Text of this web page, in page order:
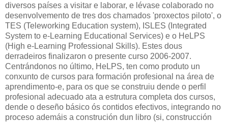
diversos países a visitar e laborar, e lévase colaborado no
desenvolvemento de tres dos chamados 'proxectos piloto', o
TES (Teleworking Education system), ISLES (Integrated
System to e-Learning Educational Services) e o HeLPS
(High e-Learning Professional Skills). Estes dous
derradeiros finalizaron o presente curso 2006-2007.
Centrándonos no último, HeLPS, ten como produto un
conxunto de cursos para formación profesional na área de
aprendimento-e, para os que se construiu dende o perfil
profesional adecuado ata a estrutura completa dos cursos,
dende o deseño básico ós contidos efectivos, integrando no
proceso ademáis a construción dun libro (si, construcción